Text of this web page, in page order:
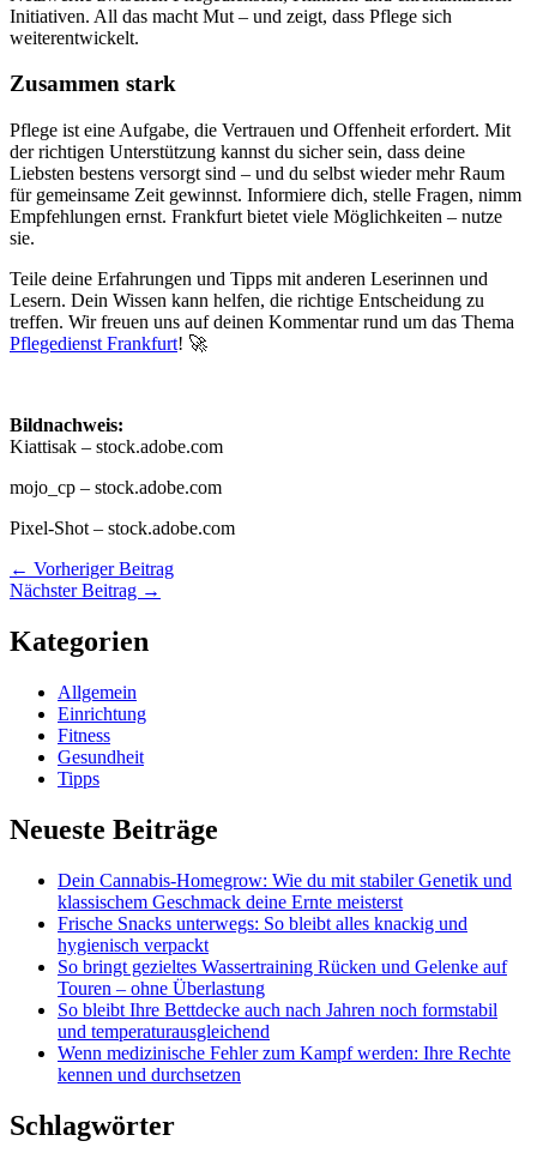
Initiativen. All das macht Mut – und zeigt, dass Pflege sich
weiterentwickelt.
Zusammen stark
Pflege ist eine Aufgabe, die Vertrauen und Offenheit erfordert. Mit
der richtigen Unterstützung kannst du sicher sein, dass deine
Liebsten bestens versorgt sind – und du selbst wieder mehr Raum
für gemeinsame Zeit gewinnst. Informiere dich, stelle Fragen, nimm
Empfehlungen ernst. Frankfurt bietet viele Möglichkeiten – nutze
sie.
Teile deine Erfahrungen und Tipps mit anderen Leserinnen und
Lesern. Dein Wissen kann helfen, die richtige Entscheidung zu
treffen. Wir freuen uns auf deinen Kommentar rund um das Thema
Pflegedienst Frankfurt! 🚀
Bildnachweis:
Kiattisak – stock.adobe.com
mojo_cp – stock.adobe.com
Pixel-Shot – stock.adobe.com
← Vorheriger Beitrag
Nächster Beitrag →
Kategorien
Allgemein
Einrichtung
Fitness
Gesundheit
Tipps
Neueste Beiträge
Dein Cannabis-Homegrow: Wie du mit stabiler Genetik und
klassischem Geschmack deine Ernte meisterst
Frische Snacks unterwegs: So bleibt alles knackig und
hygienisch verpackt
So bringt gezieltes Wassertraining Rücken und Gelenke auf
Touren – ohne Überlastung
So bleibt Ihre Bettdecke auch nach Jahren noch formstabil
und temperaturausgleichend
Wenn medizinische Fehler zum Kampf werden: Ihre Rechte
kennen und durchsetzen
Schlagwörter